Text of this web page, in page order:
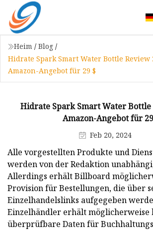
Heim / Blog /
Hidrate Spark Smart Water Bottle Review
Amazon-Angebot für 29 $
Hidrate Spark Smart Water Bottle
Amazon-Angebot für
Feb 20, 2024
Alle vorgestellten Produkte und
werden von der Redaktion
Allerdings erhält Billboard
Provision für Bestellungen, die über
Einzelhandelslinks aufgegeben
Einzelhändler erhält möglicherweise
überprüfbare Daten für